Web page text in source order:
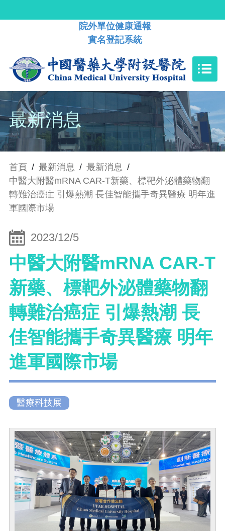
院外單位健康通報
實名登記系統
最新消息
首頁 / 最新消息 / 最新消息 /
中醫大附醫mRNA CAR-T新藥、標靶外泌體藥物翻
轉難治癌症 引爆熱潮 長佳智能攜手奇異醫療 明年進
軍國際市場
2023/12/5
中醫大附醫mRNA CAR-T
新藥、標靶外泌體藥物翻
轉難治癌症 引爆熱潮 長
佳智能攜手奇異醫療 明年
進軍國際市場
醫療科技展